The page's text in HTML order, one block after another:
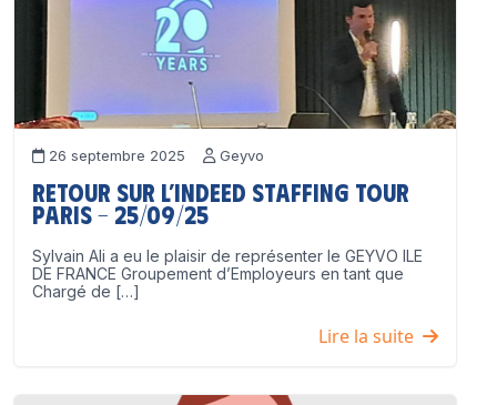
26 septembre 2025 Geyvo
Retour sur l’Indeed Staffing Tour
Paris – 25/09/25
Sylvain Ali a eu le plaisir de représenter le GEYVO ILE
DE FRANCE Groupement d’Employeurs en tant que
Chargé de […]
Lire la suite